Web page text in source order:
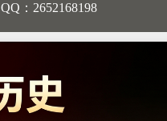
QQ：2652168198